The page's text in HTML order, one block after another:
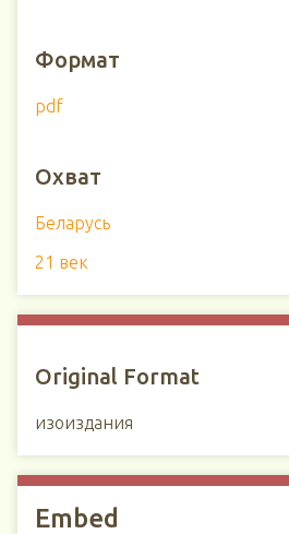
Формат
pdf
Охват
Беларусь
21 век
Original Format
изоиздания
Embed